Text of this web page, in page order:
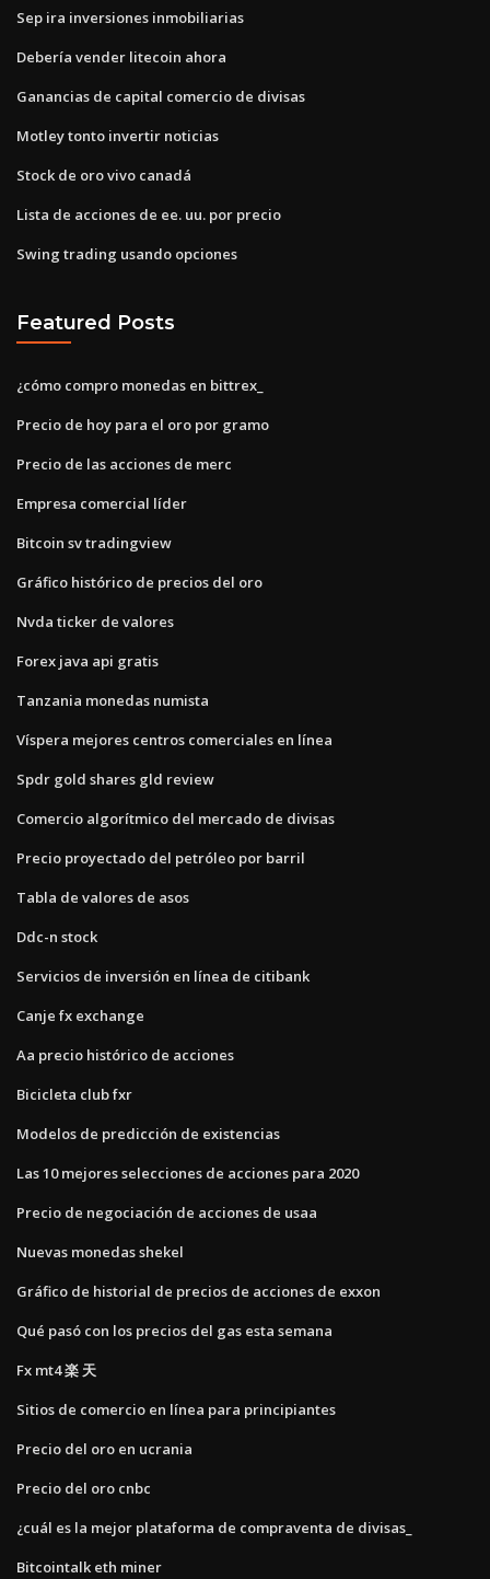
Sep ira inversiones inmobiliarias
Debería vender litecoin ahora
Ganancias de capital comercio de divisas
Motley tonto invertir noticias
Stock de oro vivo canadá
Lista de acciones de ee. uu. por precio
Swing trading usando opciones
Featured Posts
¿cómo compro monedas en bittrex_
Precio de hoy para el oro por gramo
Precio de las acciones de merc
Empresa comercial líder
Bitcoin sv tradingview
Gráfico histórico de precios del oro
Nvda ticker de valores
Forex java api gratis
Tanzania monedas numista
Víspera mejores centros comerciales en línea
Spdr gold shares gld review
Comercio algorítmico del mercado de divisas
Precio proyectado del petróleo por barril
Tabla de valores de asos
Ddc-n stock
Servicios de inversión en línea de citibank
Canje fx exchange
Aa precio histórico de acciones
Bicicleta club fxr
Modelos de predicción de existencias
Las 10 mejores selecciones de acciones para 2020
Precio de negociación de acciones de usaa
Nuevas monedas shekel
Gráfico de historial de precios de acciones de exxon
Qué pasó con los precios del gas esta semana
Fx mt4 楽 天
Sitios de comercio en línea para principiantes
Precio del oro en ucrania
Precio del oro cnbc
¿cuál es la mejor plataforma de compraventa de divisas_
Bitcointalk eth miner